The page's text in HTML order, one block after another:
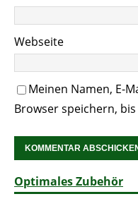
Webseite
Meinen Namen, E-
Browser speichern,
Optimales Zubehör